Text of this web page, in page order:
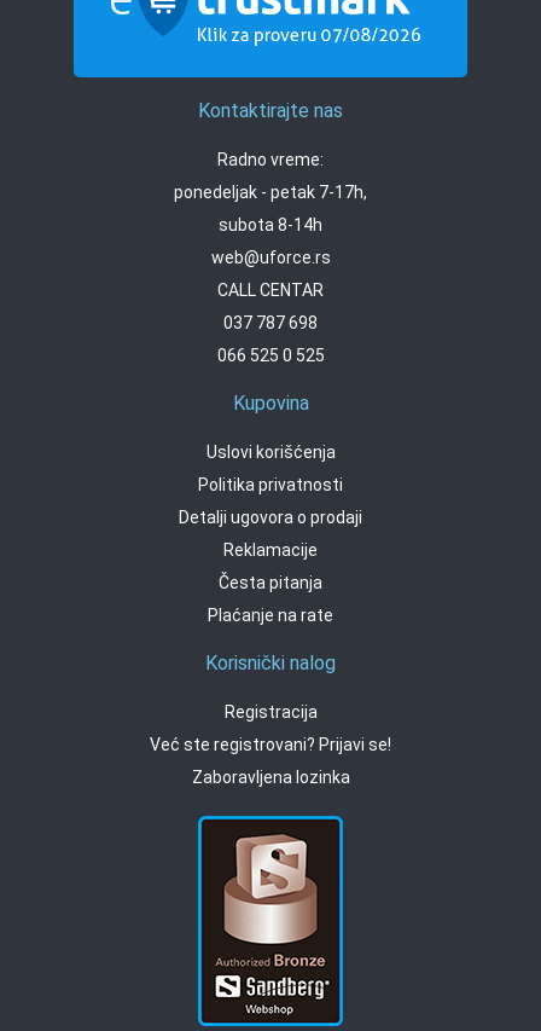
Kontaktirajte nas
Radno vreme:
ponedeljak - petak 7-17h,
subota 8-14h
web@uforce.rs
CALL CENTAR
037 787 698
066 525 0 525
Kupovina
Uslovi korišćenja
Politika privatnosti
Detalji ugovora o prodaji
Reklamacije
Česta pitanja
Plaćanje na rate
Korisnički nalog
Registracija
Već ste registrovani? Prijavi se!
Zaboravljena lozinka